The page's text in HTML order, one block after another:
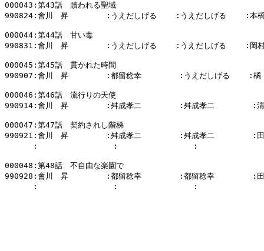
000043:第43話　贖われる聖域
990824:會川　昇        :うえだしげる    :うえだしげる    :本橋
000044:第44話　甘い毒
990831:會川　昇        :うえだしげる    :うえだしげる    :岡村
000045:第45話　貫かれた時間
990907:會川　昇        :都留稔幸        :うえだしげる    :橘
000046:第46話　流行りの天使
990914:會川　昇        :舛成孝二        :舛成孝二        :清
000047:第47話　契約されし階梯
990921:會川　昇        :舛成孝二        :舛成孝二        :田
:                :                :
000048:第48話　不自由な楽園で
990928:會川　昇        :都留稔幸        :都留稔幸        :田